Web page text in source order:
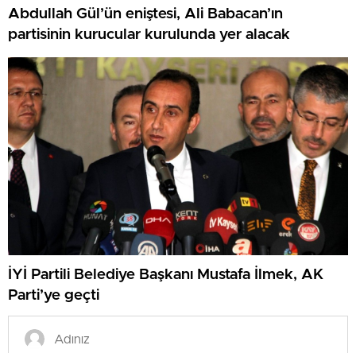
Abdullah Gül’ün eniştesi, Ali Babacan’ın
partisinin kurucular kurulunda yer alacak
İYİ Partili Belediye Başkanı Mustafa İlmek, AK
Parti’ye geçti